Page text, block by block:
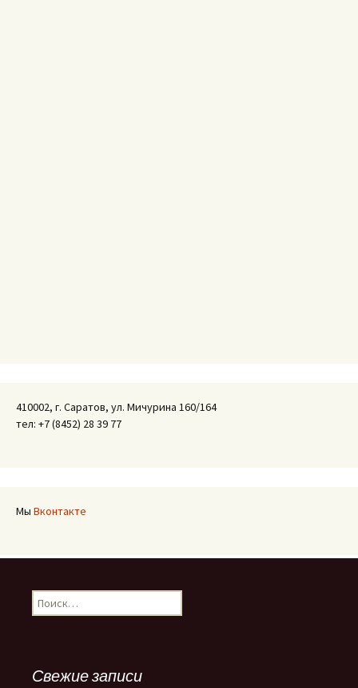
410002, г. Саратов, ул. Мичурина 160/164
тел: +7 (8452) 28 39 77
Мы Вконтакте
Найти:
Свежие записи